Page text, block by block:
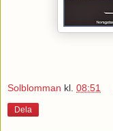
Solblomman kl. 08:51
Dela